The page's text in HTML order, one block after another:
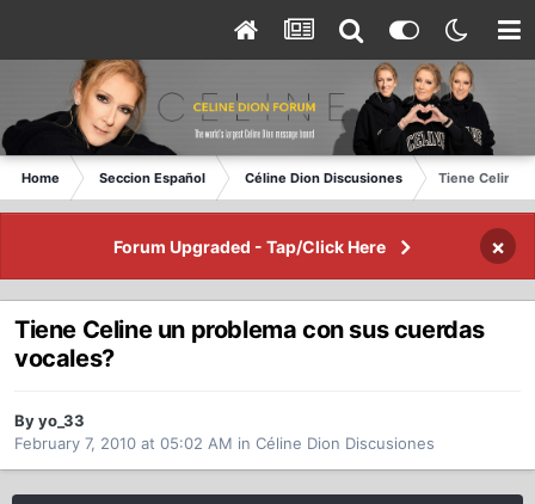
Home Seccion Español Céline Dion Discusiones Tiene Celine
Forum Upgraded - Tap/Click Here ×
Tiene Celine un problema con sus cuerdas
vocales?
By yo_33
February 7, 2010 at 05:02 AM in Céline Dion Discusiones